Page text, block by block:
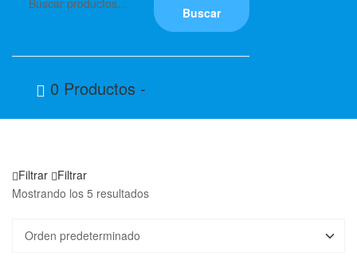
Buscar
0 Productos -
Filtrar
Filtrar
Mostrando los 5 resultados